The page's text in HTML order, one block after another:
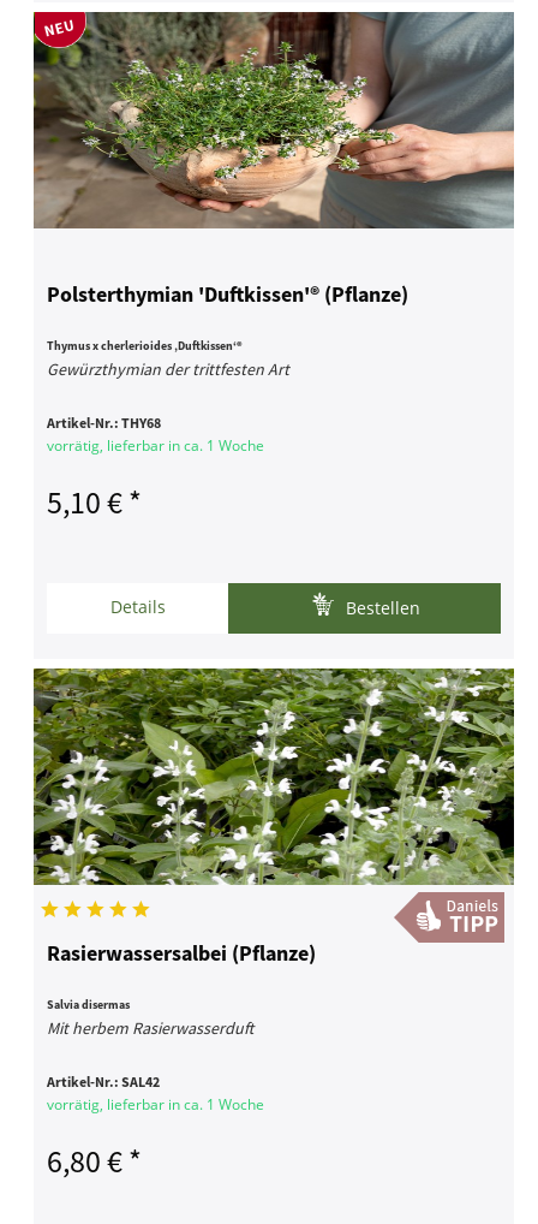
Polsterthymian 'Duftkissen'® (Pflanze)
Thymus x cherlerioides ‚Duftkissen‘®
Gewürzthymian der trittfesten Art
Artikel-Nr.:THY68
vorrätig, lieferbar in ca. 1 Woche
5,10 € *
Details Bestellen
Rasierwassersalbei (Pflanze)
Salvia disermas
Mit herbem Rasierwasserduft
Artikel-Nr.:SAL42
vorrätig, lieferbar in ca. 1 Woche
6,80 € *